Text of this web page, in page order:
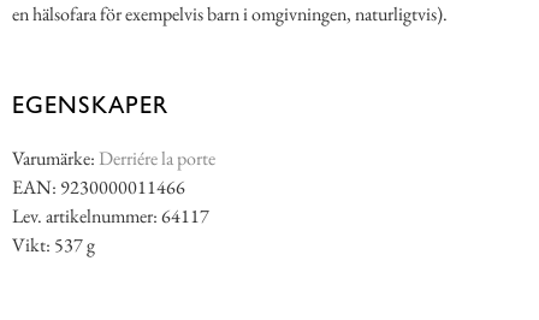
en hälsofara för exempelvis barn i omgivningen, naturligtvis).
EGENSKAPER
Varumärke: Derriére la porte
EAN: 9230000011466
Lev. artikelnummer: 64117
Vikt: 537 g